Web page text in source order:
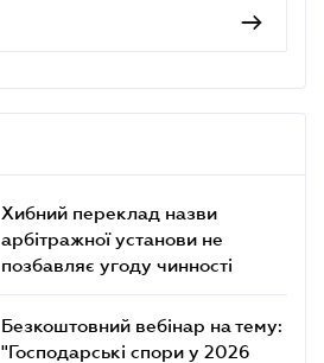
Хибний переклад назви
арбітражної установи не
позбавляє угоду чинності
Безкоштовний вебінар на тему:
"Господарські спори у 2026